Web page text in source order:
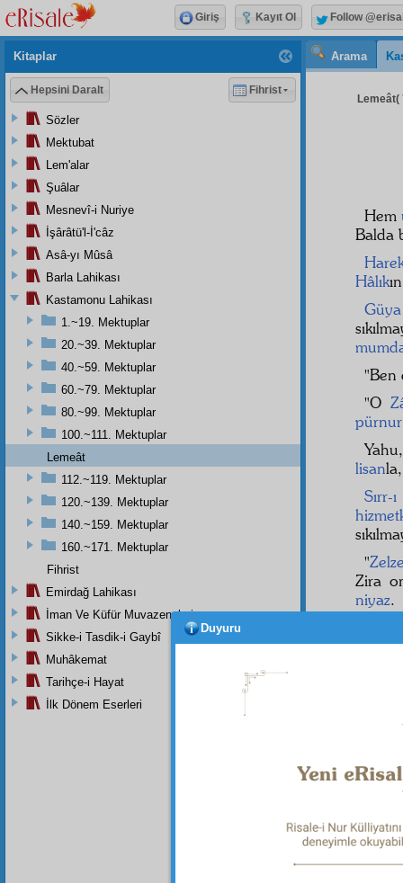
Arama
Lemeât(
Hem
Balda
Hâlık
Güya
"Ben
"O
pürnur
lisan
Sırr-
"
Zira
niyaz.
İman
âğâz.
Kitaplar
Hepsini Daralt Fihrist
Sözler
Mektubat
Lem'alar
Şuâlar
Mesnevî-i Nuriye
İşârâtü'l-İ'câz
Asâ-yı Mûsâ
Barla Lahikası
Kastamonu Lahikası
1.~19. Mektuplar
20.~39. Mektuplar
40.~59. Mektuplar
60.~79. Mektuplar
80.~99. Mektuplar
100.~111. Mektuplar
Lemeât
112.~119. Mektuplar
120.~139. Mektuplar
140.~159. Mektuplar
160.~171. Mektuplar
Fihrist
Emirdağ Lahikası
İman Ve Küfür Muvazeneleri
Sikke-i Tasdik-i Gaybî
Muhâkemat
Tarihçe-i Hayat
İlk Dönem Eserleri
Giriş Kayıt Ol Follow
Duyuru